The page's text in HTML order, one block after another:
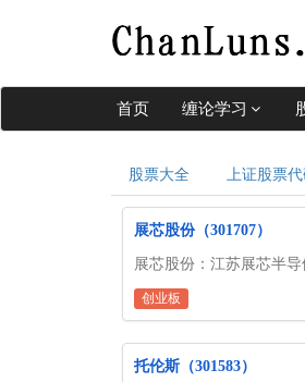
首页 缠论学习
股票大全 上证股票
展芯股份（301707）
展芯股份：江苏展芯半导
创业板
托伦斯（301583）